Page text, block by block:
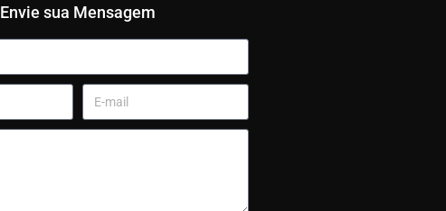
Envie sua Mensagem